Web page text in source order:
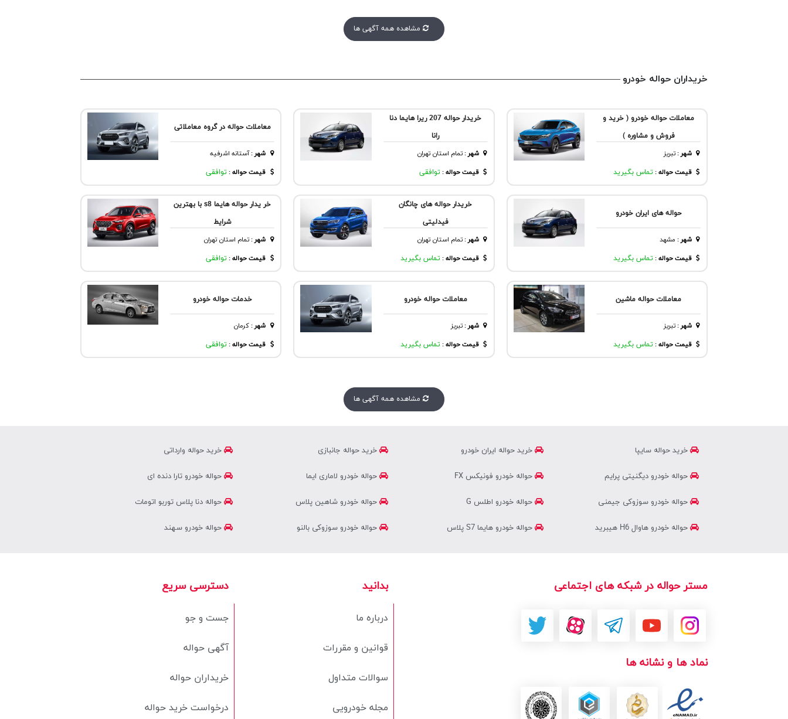
مشاهده همه آگهی ها
خریداران حواله خودرو
معاملات حواله خودرو ( خرید و
فروش و مشاوره )
شهر:تبريز
قیمت حواله : تماس بگیرید
خریدار حواله 207 ریرا هایما دنا
رانا
شهر:تمام استان تهران
قیمت حواله : توافقی
معاملات حواله در گروه معاملاتی
شهر :آستانه اشرفيه
قیمت حواله : توافقی
حواله های ایران خودرو
شهر: مشهد
قیمت حواله : تماس بگیرید
خریدار حواله های چانگان
فیدلیتی
شهر:تمام استان تهران
قیمت حواله : تماس بگیرید
خر یدار حواله هایما s8 با بهترین
شرایط
شهر :تمام استان تهران
قیمت حواله : توافقی
معاملات حواله ماشین
شهر:تبريز
قیمت حواله : تماس بگیرید
معاملات حواله خودرو
شهر:تبريز
قیمت حواله : تماس بگیرید
خدمات حواله خودرو
شهر :كرمان
قیمت حواله : توافقی
مشاهده همه آگهی ها
خرید حواله وارداتی خرید حواله جانبازی خرید حواله ایران خودرو خرید حواله سایپا
حواله خودرو تارا دنده ای حواله خودرو لاماری ایما حواله خودرو فونیکس FX حواله خودرو دیگنیتی پرایم
حواله دنا پلاس توربو اتومات حواله خودرو شاهین پلاس حواله خودرو اطلس G حواله خودرو سوزوکی جیمنی
حواله خودرو سهند حواله خودرو سوزوکی بالنو حواله خودرو هایما S7 پلاس حواله خودرو هاوال H6 هیبرید
دسترسی سریع
جست و جو
آگهی حواله
خریداران حواله
درخواست خرید حواله
بدانید
درباره ما
قوانین و مقررات
سوالات متداول
مجله خودرویی
مستر حواله در شبکه های اجتماعی
نماد ها و نشانه ها